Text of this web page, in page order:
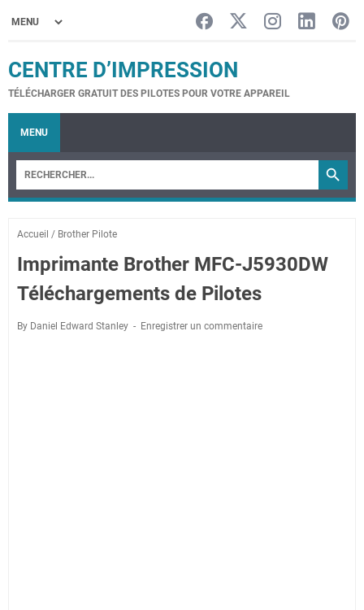
CENTRE D’IMPRESSION
TÉLÉCHARGER GRATUIT DES PILOTES POUR VOTRE APPAREIL
MENU
Accueil / Brother Pilote
Imprimante Brother MFC-J5930DW
Téléchargements de Pilotes
By Daniel Edward Stanley Enregistrer un commentaire